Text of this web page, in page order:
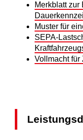
Merkblatt zur
Muster für
SEPA-
Vollmacht für